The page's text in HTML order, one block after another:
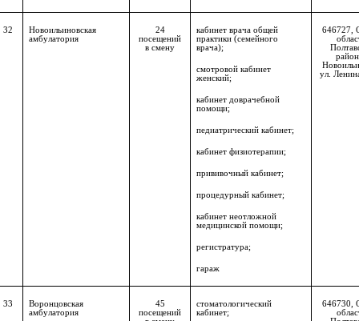
32
Новоильиновская
амбулатория
24
посещений
в смену
кабинет врача общей
практики (семейного
врача);
смотровой кабинет
женский;
кабинет доврачебной
помощи;
педиатрический кабинет;
кабинет физиотерапии;
прививочный кабинет;
процедурный кабинет;
кабинет неотложной
медицинской помощи;
регистратура;
гараж
646727,
ул.
33
Воронцовская
амбулатория
45
посещений
стоматологический
кабинет;
646730,